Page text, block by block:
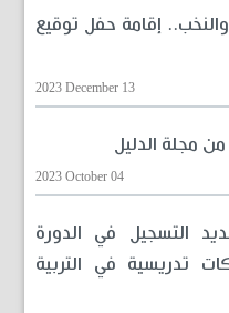
إقامة حفل توقيع
2023 December 13
مجلة الدليل
2023 October 04
التسجيل في الدورة
تدريسية في التربية